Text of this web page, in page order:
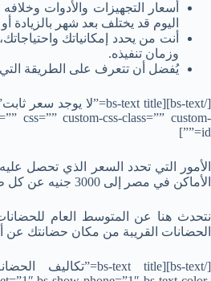
أسعار التجهيزات والأدوات
اليوم قد يختلف بعد شهر بالزيادة
أنت من يحدد إمكانياتك
وزمان تنفيذه.
يُفضل أن تتعرف على الطريقة التي
css=”” custom-css-class=”” custom-
id=””]
الأمور التي تحدد السعر الذي تحصل
الأماكن في مصر إلى 3000 جنيه عن كل طفل وفي أماكن أخرى 30 جنيه فقط.
نتحدث هنا عن المتوسط العام
الحضانات القريبة من مكان حضانتك